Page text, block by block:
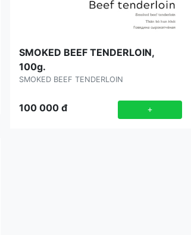
SMOKED BEEF TENDERLOIN,
100g.
SMOKED BEEF TENDERLOIN
100 000 đ +